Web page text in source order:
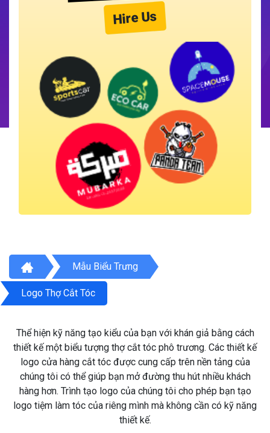
Hire Us
Mẫu Biểu Trưng
Logo Thợ Cắt Tóc
Thể hiện kỹ năng tạo kiểu của bạn với khán giả bằng cách
thiết kế một biểu tượng thợ cắt tóc phô trương. Các thiết kế
logo cửa hàng cắt tóc được cung cấp trên nền tảng của
chúng tôi có thể giúp bạn mở đường thu hút nhiều khách
hàng hơn. Trình tạo logo của chúng tôi cho phép bạn tạo
logo tiệm làm tóc của riêng mình mà không cần có kỹ năng
thiết kế.